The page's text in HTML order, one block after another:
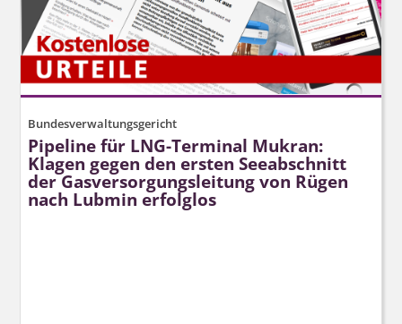
Bundesverwaltungsgericht
Pipeline für LNG-Terminal Mukran:
Klagen gegen den ersten Seeabschnitt
der Gasversor­gungsleitung von Rügen
nach Lubmin erfolglos